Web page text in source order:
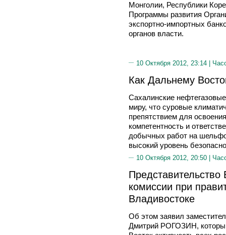
Монголии, Республики
Программы развития
экспортно-импортных
органов власти.
10 Октября 2012, 23:14 |
Как Дальнему
Сахалинские
миру, что суровые
препятствием для
компетентность и
добычных работ на
высокий уровень
10 Октября 2012, 20:50 |
комиссии при
Владивостоке
Об этом заявил
Дмитрий РОГОЗИН,